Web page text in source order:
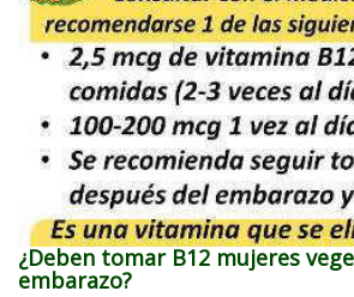
¿Deben tomar B12 mujeres
embarazo?